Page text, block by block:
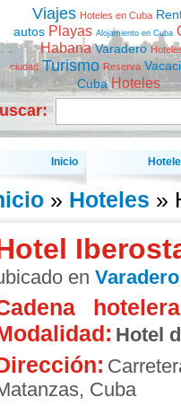
Viajes Hoteles en Cuba
autos Playas Alojamiento en Cuba
Habana Varadero
ciudad Turismo Reserva
Cuba Hoteles
Inicio
» Hoteles »
en Varadero
Hotel
, Cuba